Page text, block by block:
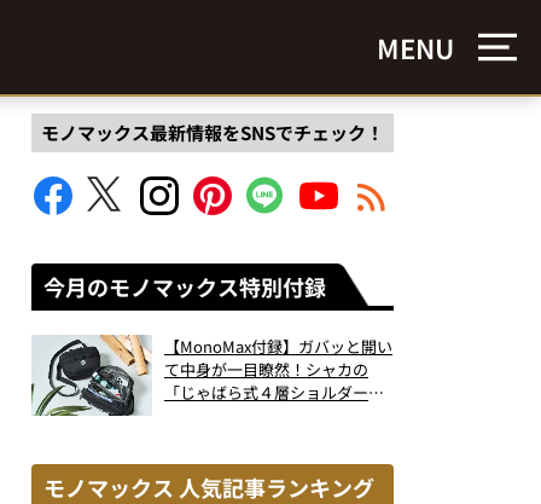
MENU
モノマックス最新情報をSNSでチェック！
今月のモノマックス特別付録
【MonoMax付録】ガバッと開い
て中身が一目瞭然！シャカの
「じゃばら式４層ショルダーバ
モノマックス 人気記事ランキング